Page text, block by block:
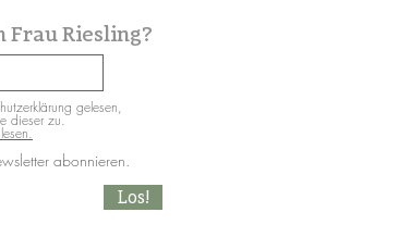
Riesling?
gelesen,
dieser zu.
abonnieren.
Los!